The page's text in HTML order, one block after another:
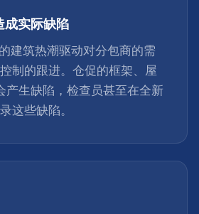
成实际缺陷
建筑热潮驱动对分包商的需
制的跟进。仓促的框架、屋
产生缺陷，检查员甚至在全新
这些缺陷。